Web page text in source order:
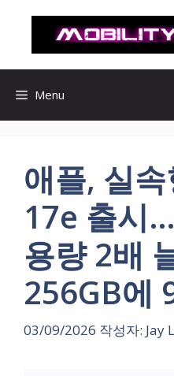
로
Menu
애플, 실
17e 출시
용량 2배
256GB에
03/09/2026 작성자: Jay